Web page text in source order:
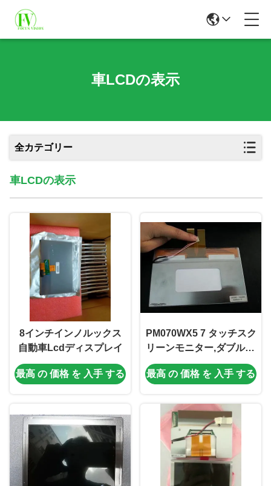
車LCDの表示
全カテゴリー
車LCDの表示
8インチインノルックス
自動車Lcdディスプレイ
最高 の 価格 を 入手 する
PM070WX5 7 タッチスク
リーンモニター,ダブル30
ピンカーLcdスクリーン
DVDプレーヤー
最高 の 価格 を 入手 する